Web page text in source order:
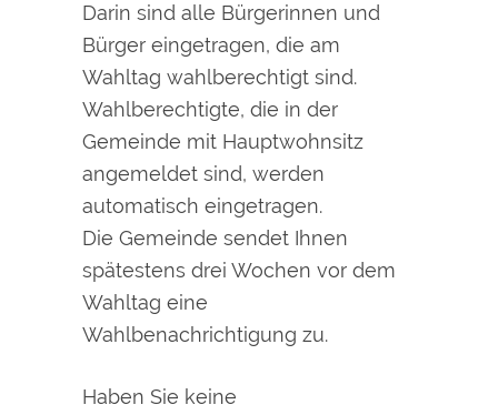
Darin sind alle Bürgerinnen und
Bürger eingetragen, die am
Wahltag wahlberechtigt sind.
Wahlberechtigte, die in der
Gemeinde mit Hauptwohnsitz
angemeldet sind, werden
automatisch eingetragen.
Die Gemeinde sendet Ihnen
spätestens drei Wochen vor dem
Wahltag eine
Wahlbenachrichtigung zu.
Haben Sie keine